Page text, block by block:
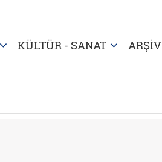
KÜLTÜR - SANAT ARŞİV